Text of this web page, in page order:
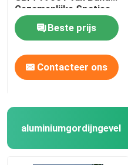
Gezamenlijke Spaties
Beste prijs
Contacteer ons
aluminiumgordijngevel